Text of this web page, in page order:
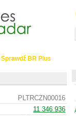
Sprawdź BR Plus
PLTRCZN00016
11 346 936